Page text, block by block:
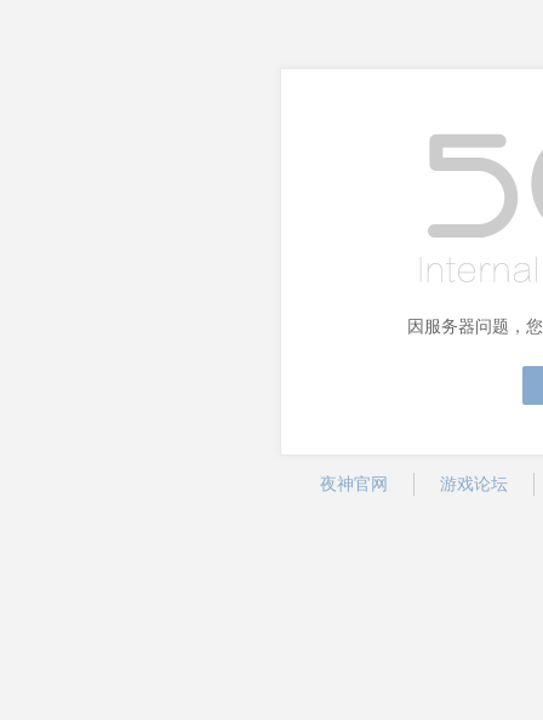
因服务器问题，
夜神官网 游戏论坛